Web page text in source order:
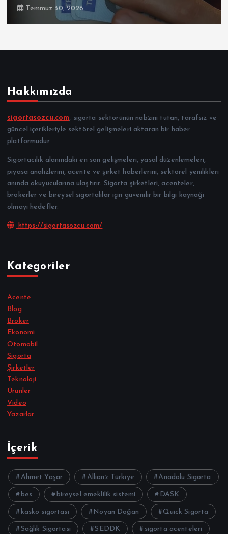
Temmuz 30,
Hakkımızda
sigortasozcu.com, sigorta sektörünün nabzını tutan, tarafsız ve
güncel içerikleriyle sektörel gelişmeleri aktaran bir haber
platformudur.
Sigortacılık alanındaki en son gelişmeleri, yasal düzenlemeleri,
piyasa analizlerini, acente ve şirket haberlerini, sektörel yenilikleri
anında okuyucularına ulaştırır. Sigorta şirketleri, acenteler,
brokerler ve bireysel sigortalılar için güvenilir bir bilgi kaynağı
olmayı hedefler.
https://sigortasozcu.com/
Kategoriler
Acente
Blog
Broker
Ekonomi
Otomobil
Sigorta
Şirketler
Teknoloji
Ürünler
Video
Yazarlar
İçerik
Ahmet Yaşar Allianz Türkiye Anadolu Sigorta
bes bireysel emeklilik sistemi DASK
kasko sigortası Noyan Doğan Quick Sigorta
Sağlık Sigortası SEDDK sigorta acenteleri